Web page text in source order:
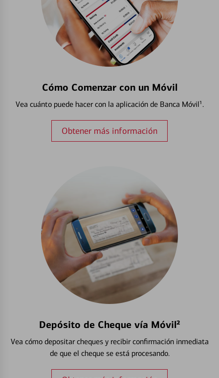
Cómo Comenzar con un Móvil
Vea cuánto puede hacer con la aplicación de Banca Móvil¹.
Obtener más información
Depósito de Cheque vía Móvil²
Vea cómo depositar cheques y recibir confirmación inmediata
de que el cheque se está procesando.